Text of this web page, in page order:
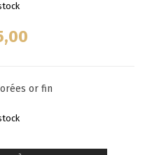
or fin